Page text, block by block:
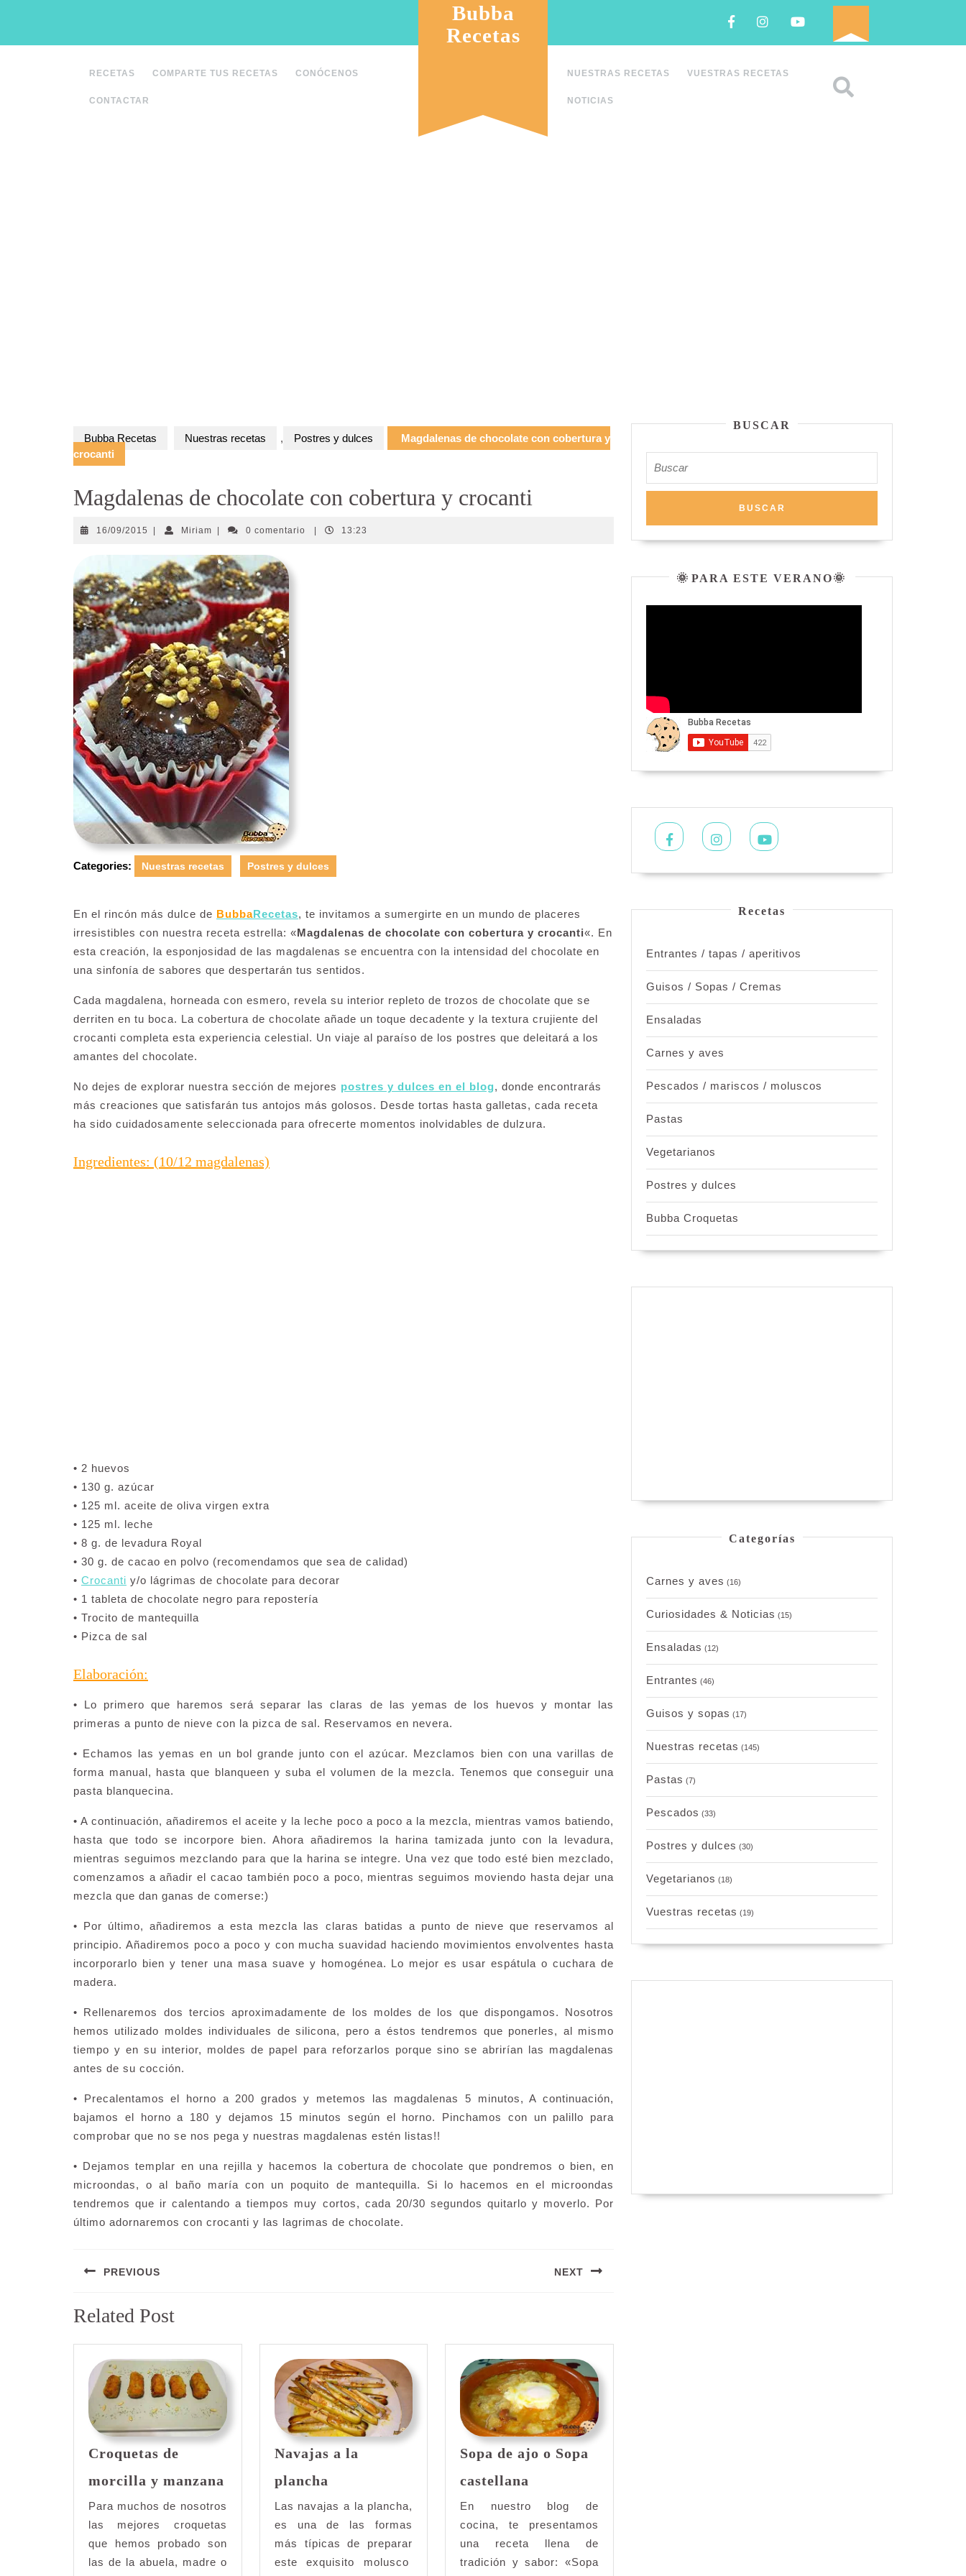
FacebookInstagram
RECETAS COMPARTE TUS RECETAS CONÓCENOS
CONTACTAR
Bubba
Recetas
NUESTRAS RECETAS VUESTRAS RECETAS
NOTICIAS
Bubba Recetas Nuestras recetas , Postres y dulces
Magdalenas de chocolate con cobertura y
crocanti
Magdalenas de chocolate con cobertura y crocanti
16/09/2015 16/09/2015
MiriamMiriam 0 comentario 13:23
Categories: Nuestras recetas Postres y dulces
En el rincón más dulce de BubbaRecetas, te invitamos a sumergirte en un mundo de placeres
irresistibles con nuestra receta estrella: «Magdalenas de chocolate con cobertura y crocanti«. En
esta creación, la esponjosidad de las magdalenas se encuentra con la intensidad del chocolate en
una sinfonía de sabores que despertarán tus sentidos.
Cada magdalena, horneada con esmero, revela su interior repleto de trozos de chocolate que se
derriten en tu boca. La cobertura de chocolate añade un toque decadente y la textura crujiente del
crocanti completa esta experiencia celestial. Un viaje al paraíso de los postres que deleitará a los
amantes del chocolate.
No dejes de explorar nuestra sección de mejores postres y dulces en el blog, donde encontrarás
más creaciones que satisfarán tus antojos más golosos. Desde tortas hasta galletas, cada receta
ha sido cuidadosamente seleccionada para ofrecerte momentos inolvidables de dulzura.
Ingredientes: (10/12 magdalenas)
• 2 huevos
• 130 g. azúcar
• 125 ml. aceite de oliva virgen extra
• 125 ml. leche
• 8 g. de levadura Royal
• 30 g. de cacao en polvo (recomendamos que sea de calidad)
• Crocanti y/o lágrimas de chocolate para decorar
• 1 tableta de chocolate negro para repostería
• Trocito de mantequilla
• Pizca de sal
Elaboración:
• Lo primero que haremos será separar las claras de las yemas de los huevos y montar las
primeras a punto de nieve con la pizca de sal. Reservamos en nevera.
• Echamos las yemas en un bol grande junto con el azúcar. Mezclamos bien con una varillas de
forma manual, hasta que blanqueen y suba el volumen de la mezcla. Tenemos que conseguir una
pasta blanquecina.
• A continuación, añadiremos el aceite y la leche poco a poco a la mezcla, mientras vamos batiendo,
hasta que todo se incorpore bien. Ahora añadiremos la harina tamizada junto con la levadura,
mientras seguimos mezclando para que la harina se integre. Una vez que todo esté bien mezclado,
comenzamos a añadir el cacao también poco a poco, mientras seguimos moviendo hasta dejar una
mezcla que dan ganas de comerse:)
• Por último, añadiremos a esta mezcla las claras batidas a punto de nieve que reservamos al
principio. Añadiremos poco a poco y con mucha suavidad haciendo movimientos envolventes hasta
incorporarlo bien y tener una masa suave y homogénea. Lo mejor es usar espátula o cuchara de
madera.
• Rellenaremos dos tercios aproximadamente de los moldes de los que dispongamos. Nosotros
hemos utilizado moldes individuales de silicona, pero a éstos tendremos que ponerles, al mismo
tiempo y en su interior, moldes de papel para reforzarlos porque sino se abrirían las magdalenas
antes de su cocción.
• Precalentamos el horno a 200 grados y metemos las magdalenas 5 minutos, A continuación,
bajamos el horno a 180 y dejamos 15 minutos según el horno. Pinchamos con un palillo para
comprobar que no se nos pega y nuestras magdalenas estén listas!!
• Dejamos templar en una rejilla y hacemos la cobertura de chocolate que pondremos o bien, en
microondas, o al baño maría con un poquito de mantequilla. Si lo hacemos en el microondas
tendremos que ir calentando a tiempos muy cortos, cada 20/30 segundos quitarlo y moverlo. Por
último adornaremos con crocanti y las lagrimas de chocolate.
entradas
PREVIOUS
anterior:
NEXT
Related Post
Croquetas de
morcilla y manzana
Croquetas
morcilla
y
manzana
Para muchos de nosotros
las mejores croquetas
que hemos probado son
las de la abuela, madre o
Navajas a la
plancha
a
la
plancha
Las navajas a la plancha,
es una de las formas
más típicas de preparar
este exquisito molusco
Sopa de ajo o Sopa
castellana
ajo
o
Sopa
castellana
En nuestro blog de
cocina, te presentamos
una receta llena de
tradición y sabor: «Sopa
BUSCAR
🌞 PARA ESTE VERANO🌞
Facebook Instagram
Recetas
Entrantes / tapas / aperitivos
Guisos / Sopas / Cremas
Ensaladas
Carnes y aves
Pescados / mariscos / moluscos
Pastas
Vegetarianos
Postres y dulces
Bubba Croquetas
Categorías
Carnes y aves (16)
Curiosidades & Noticias (15)
Ensaladas (12)
Entrantes (46)
Guisos y sopas (17)
Nuestras recetas (145)
Pastas (7)
Pescados (33)
Postres y dulces (30)
Vegetarianos (18)
Vuestras recetas (19)